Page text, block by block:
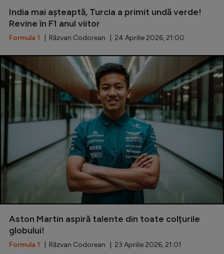
India mai așteaptă, Turcia a primit undă verde!
Revine în F1 anul viitor
Formula 1 | Răzvan Codorean | 24 Aprilie 2026, 21:00
Aston Martin aspiră talente din toate colțurile
globului!
Formula 1 | Răzvan Codorean | 23 Aprilie 2026, 21:01